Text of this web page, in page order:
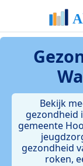
Bekijk
gezondheid
gemeente
gezondheid
roken,